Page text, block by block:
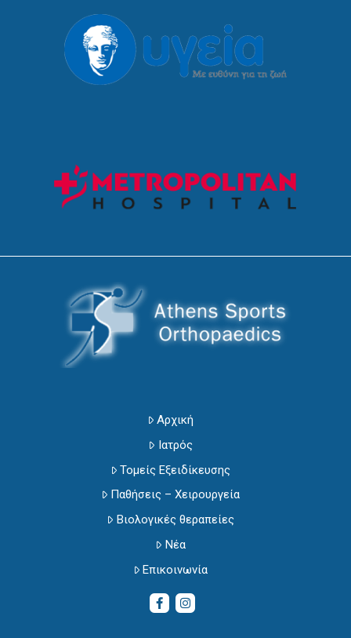
Αρχική
Ιατρός
Τομείς Εξειδίκευσης
Παθήσεις – Χειρουργεία
Βιολογικές θεραπείες
Νέα
Επικοινωνία